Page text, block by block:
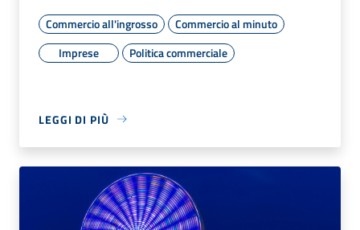
Commercio all'ingrosso
Commercio al minuto
Imprese
Politica commerciale
LEGGI DI PIÙ